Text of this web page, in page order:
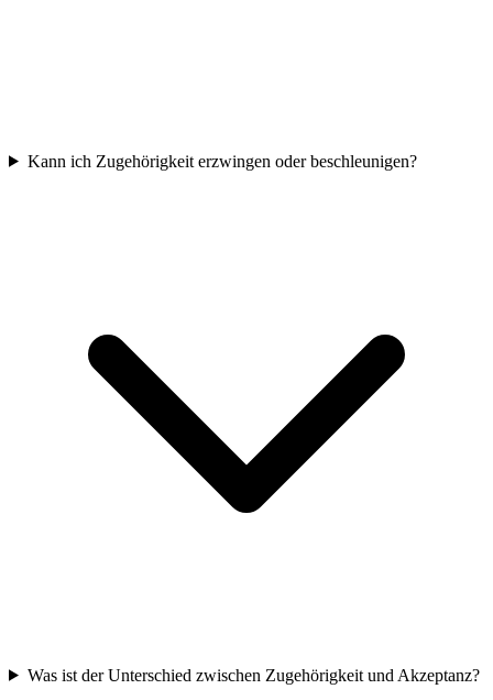
Kann ich Zugehörigkeit erzwingen oder beschleunigen?
Was ist der Unterschied zwischen Zugehörigkeit und Akzeptanz?